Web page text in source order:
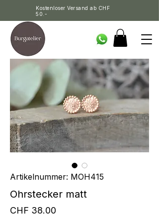
Kostenloser Versand ab CHF
50.-
Artikelnummer: MOH415
Ohrstecker matt
CHF 38.00